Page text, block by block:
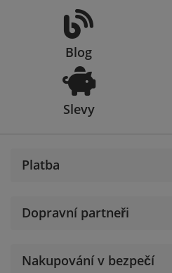
Blog
Slevy
Platba
Dopravní partneři
Nakupování v bezpečí